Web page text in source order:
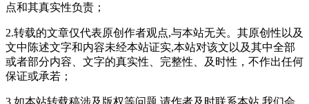
点和其真实性负责；
2.转载的文章仅代表原创作者观点,与本站无关。其原创性以及
文中陈述文字和内容未经本站证实,本站对该文以及其中全部
或者部分内容、文字的真实性、完整性、及时性，不作出任何
保证或承若；
3.如本站转载稿涉及版权等问题,请作者及时联系本站,我们会